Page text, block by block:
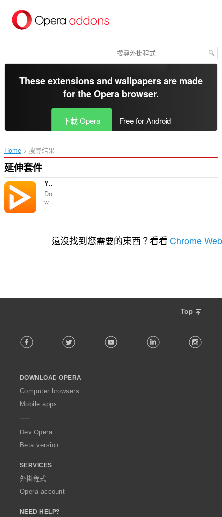
區
These extensions and wallpapers are made
for theOpera browser.
下載 Opera Free for Android
Home 搜尋結果
延伸套件
YouTube Downloader (UDL Helper)
Do
w...
還沒找到您需要的東西？看看 Chrome
Top
o
w
O
p
a
Facebook Twitter Youtube LinkedIn
DOWNLOAD OPERA
Computer browsers
Mobile apps
Dev.Opera
Beta version
SERVICES
外掛程式
Opera account
NEED HELP?